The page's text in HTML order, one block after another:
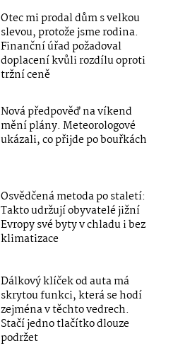
Otec mi prodal dům s velkou
slevou, protože jsme rodina.
Finanční úřad požadoval
doplacení kvůli rozdílu oproti
tržní ceně
Nová předpověď na víkend
mění plány. Meteorologové
ukázali, co přijde po bouřkách
Osvědčená metoda po staletí:
Takto udržují obyvatelé jižní
Evropy své byty v chladu i bez
klimatizace
Dálkový klíček od auta má
skrytou funkci, která se hodí
zejména v těchto vedrech.
Stačí jedno tlačítko dlouze
podržet